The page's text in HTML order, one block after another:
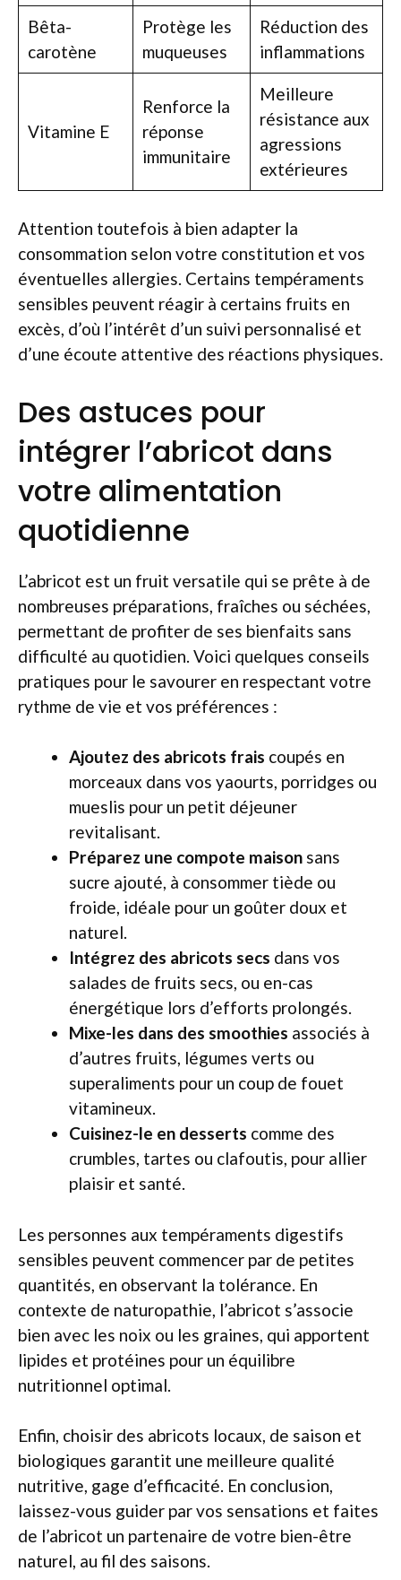
Bêta-
carotène
Protège les
muqueuses
Réduction des
inflammations
Vitamine E
Renforce la
réponse
immunitaire
Meilleure
résistance aux
agressions
extérieures
Attention toutefois à bien adapter la
consommation selon votre constitution et vos
éventuelles allergies. Certains tempéraments
sensibles peuvent réagir à certains fruits en
excès, d’où l’intérêt d’un suivi personnalisé et
d’une écoute attentive des réactions physiques.
Des astuces pour
intégrer l’abricot dans
votre alimentation
quotidienne
L’abricot est un fruit versatile qui se prête à de
nombreuses préparations, fraîches ou séchées,
permettant de profiter de ses bienfaits sans
difficulté au quotidien. Voici quelques conseils
pratiques pour le savourer en respectant votre
rythme de vie et vos préférences :
Ajoutez des abricots frais coupés en
morceaux dans vos yaourts, porridges ou
mueslis pour un petit déjeuner
revitalisant.
Préparez une compote maison sans
sucre ajouté, à consommer tiède ou
froide, idéale pour un goûter doux et
naturel.
Intégrez des abricots secs dans vos
salades de fruits secs, ou en-cas
énergétique lors d’efforts prolongés.
Mixe-les dans des smoothies associés à
d’autres fruits, légumes verts ou
superaliments pour un coup de fouet
vitamineux.
Cuisinez-le en desserts comme des
crumbles, tartes ou clafoutis, pour allier
plaisir et santé.
Les personnes aux tempéraments digestifs
sensibles peuvent commencer par de petites
quantités, en observant la tolérance. En
contexte de naturopathie, l’abricot s’associe
bien avec les noix ou les graines, qui apportent
lipides et protéines pour un équilibre
nutritionnel optimal.
Enfin, choisir des abricots locaux, de saison et
biologiques garantit une meilleure qualité
nutritive, gage d’efficacité. En conclusion,
laissez-vous guider par vos sensations et faites
de l’abricot un partenaire de votre bien-être
naturel, au fil des saisons.